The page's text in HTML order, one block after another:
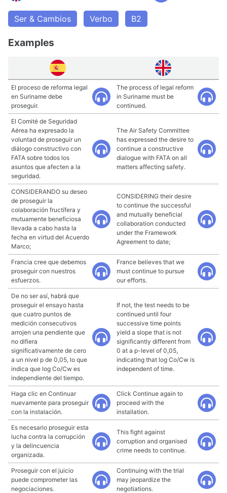
Ser & Cambios Verbo B2
Examples
El proceso de reforma legal
en Suriname debe
proseguir.
The process of legal reform
in Suriname must be
continued.
El Comité de Seguridad
Aérea ha expresado la
voluntad de proseguir un
diálogo constructivo con
FATA sobre todos los
asuntos que afecten a la
seguridad.
The Air Safety Committee
has expressed the desire to
continue a constructive
dialogue with FATA on all
matters affecting safety.
CONSIDERANDO su deseo
de proseguir la
colaboración fructífera y
mutuamente beneficiosa
llevada a cabo hasta la
fecha en virtud del Acuerdo
Marco;
CONSIDERING their desire
to continue the successful
and mutually beneficial
collaboration conducted
under the Framework
Agreement to date;
Francia cree que debemos
proseguir con nuestros
esfuerzos.
France believes that we
must continue to pursue
our efforts.
De no ser así, habrá que
proseguir el ensayo hasta
que cuatro puntos de
medición consecutivos
arrojen una pendiente que
no difiera
significativamente de cero
a un nivel p de 0,05, lo que
indica que log Co/Cw es
independiente del tiempo.
If not, the test needs to be
continued until four
successive time points
yield a slope that is not
significantly different from
0 at a p-level of 0,05,
indicating that log Co/Cw is
independent of time.
Haga clic en Continuar
nuevamente para proseguir
con la instalación.
Click Continue again to
proceed with the
installation.
Es necesario proseguir esta
lucha contra la corrupción
y la delincuencia
organizada.
This fight against
corruption and organised
crime needs to continue.
Proseguir con el juicio
puede comprometer las
negociaciones.
Continuing with the trial
may jeopardize the
negotiations.